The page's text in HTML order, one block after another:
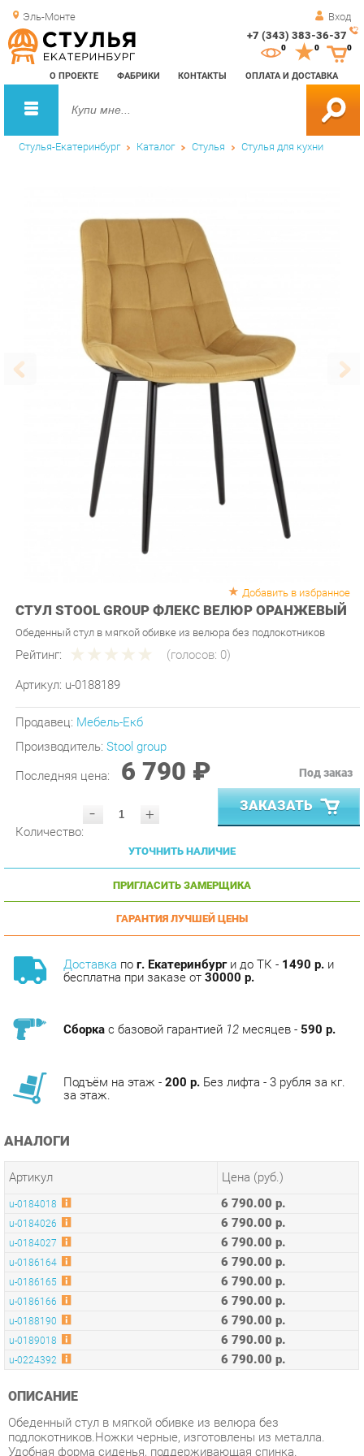
Эль-Монте Вход
+7 (343) 383-36-37
О ПРОЕКТЕ ФАБРИКИ КОНТАКТЫ ОПЛАТА И ДОСТАВКА
0 0
Стулья-Екатеринбург Каталог Стулья Стулья для кухни
СТУЛ STOOL GROUP ФЛЕКС ВЕЛЮР ОРАНЖЕВЫЙ
Обеденный стул в мягкой обивке из велюра без подлокотников
Рейтинг: (голосов:0)
Артикул: u-0188189
Продавец: Мебель-Екб
Производитель:Stool group
Последняя цена: 6 790 ₽
- +
ЗАКАЗАТЬ
УТОЧНИТЬ НАЛИЧИЕ
ПРИГЛАСИТЬ ЗАМЕРЩИКА
ГАРАНТИЯ ЛУЧШЕЙ ЦЕНЫ
по г. Екатеринбурги до ТК -
бесплатна при заказе от30000 р.
с базовой гарантией месяцев -
Подъём на этаж - 200 р.
Без лифта - 3 рубля за кг.
АНАЛОГИ
u-0184026 6 790.00 р.
6 790.00 р.
u-0186165 6 790.00 р.
u-0186166 6 790.00 р.
u-0188190 6 790.00 р.
u-0189018 6 790.00 р.
u-0224392 6 790.00 р.
ОПИСАНИЕ
Обеденный стул в мягкой обивке из велюра без
Удобная форма сиденья, поддерживающая спинка.
любого дизайна.
Условия покупки